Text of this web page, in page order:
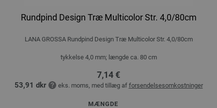
Rundpind Design Træ Multicolor Str. 4,0/80cm
LANA GROSSA Rundpind Design Træ Multicolor Str. 4,0/80cm
tykkelse 4,0 mm; længde ca. 80 cm
7,14 €
53,91 dkr eks. moms, med tillæg af forsendelsesomkostninger
MÆNGDE